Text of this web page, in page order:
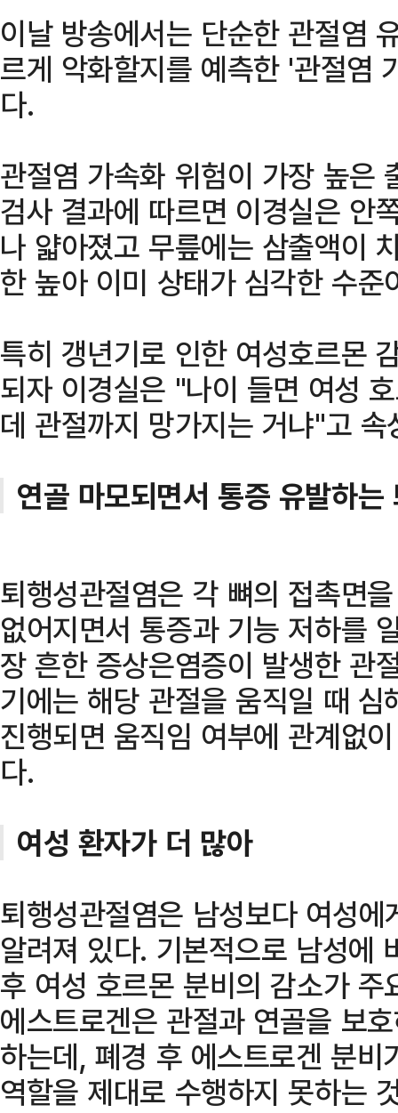
이날 방송에서는 단순한 관절염
르게 악화할지를 예측한 '관절염
다.
관절염 가속화 위험이 가장 높은
검사 결과에 따르면 이경실은
나 얇아졌고 무릎에는 삼출액이
한 높아 이미 상태가 심각한 수준
특히 갱년기로 인한 여성호르몬
되자 이경실은 "나이 들면 여성
데 관절까지 망가지는 거냐"고
연골 마모되면서 통증 유발하는
퇴행성관절염은 각 뼈의 접촉면
없어지면서 통증과 기능 저하를
장 흔한 증상은염증이 발생한 관
기에는 해당 관절을 움직일 때
진행되면 움직임 여부에 관계없
다.
여성 환자가 더 많아
퇴행성관절염은 남성보다 여성
알려져 있다. 기본적으로 남성에
후 여성 호르몬 분비의 감소가
에스트로겐은 관절과 연골을 보
하는데, 폐경 후 에스트로겐 분
역할을 제대로 수행하지 못하는